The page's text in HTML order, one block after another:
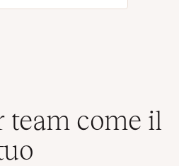
team come il